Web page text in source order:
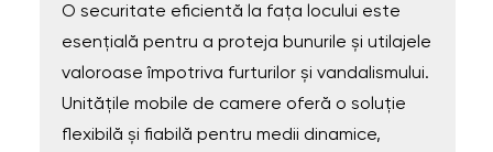
O securitate eficientă la fața locului este
esențială pentru a proteja bunurile și utilajele
valoroase împotriva furturilor și vandalismului.
Unitățile mobile de camere oferă o soluție
flexibilă și fiabilă pentru medii dinamice,